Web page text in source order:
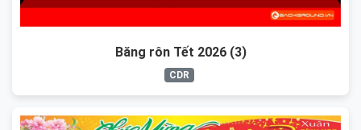
Băng rôn Tết 2026 (3)
CDR